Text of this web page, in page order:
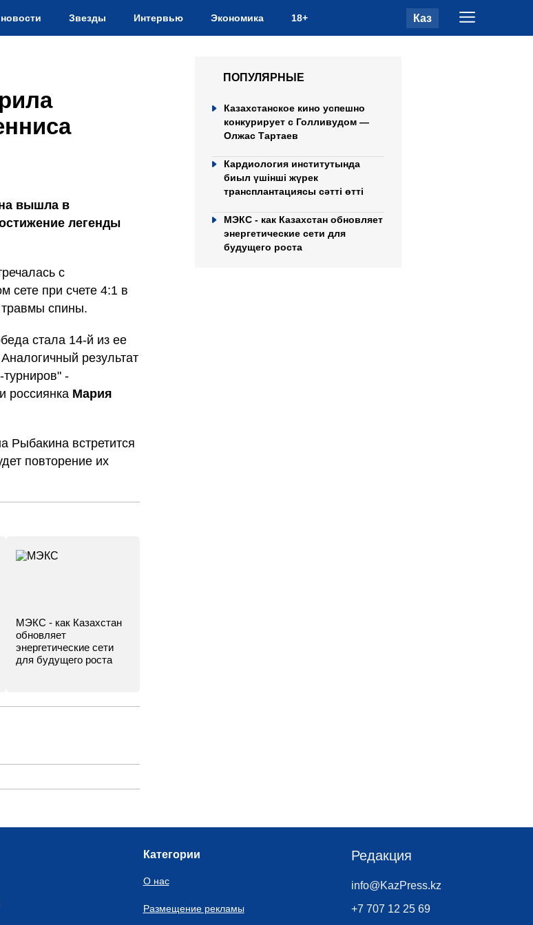
Звезды Интервью Экономика 18+ Каз
вышла в
легенды
с
сете при счете 4:1 в
травмы спины.
стала 14-й из ее
результат
-
и россиянка Мария
Рыбакина встретится
повторение их
МЭКС - как Казахстан
обновляет
энергетические сети
для будущего роста
ПОПУЛЯРНЫЕ
Казахстанское кино успешно
конкурирует с Голливудом —
Олжас Тартаев
Кардиология институтында
биыл үшінші жүрек
трансплантациясы сәтті өтті
МЭКС - как Казахстан обновляет
энергетические сети для
будущего роста
Категории
О нас
Размещение рекламы
Редакция
info@KazPress.kz
+7 707 12 25 69